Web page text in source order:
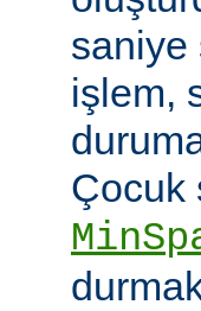
saniye
işlem,
Çocuk